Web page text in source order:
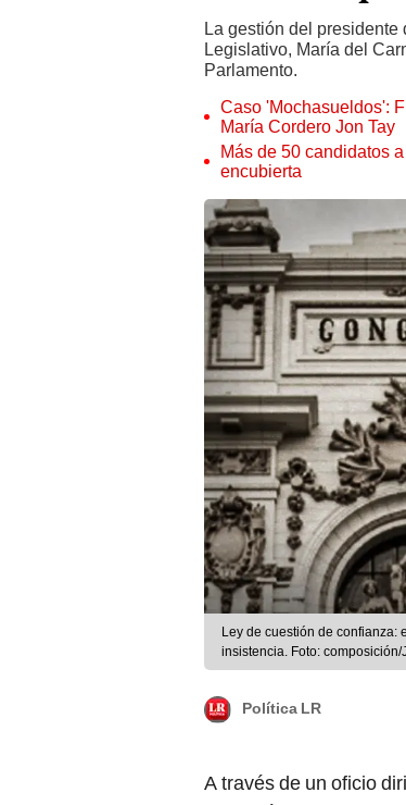
La gestión del
Legislativo, María del
Parlamento.
Caso 'Mochasueldos':
María Cordero Jon Tay
Más de 50 candidatos
encubierta
Ley de cuestión de confianza:
insistencia. Foto:
Política LR
A través de un oficio